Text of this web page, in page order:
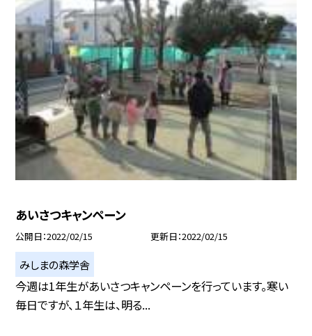
あいさつキャンペーン
公開日 2022/02/15 更新日 2022/02/15
みしまの森学舎
今週は1年生があいさつキャンペーンを行っています。寒い
毎日ですが、１年生は、明る...